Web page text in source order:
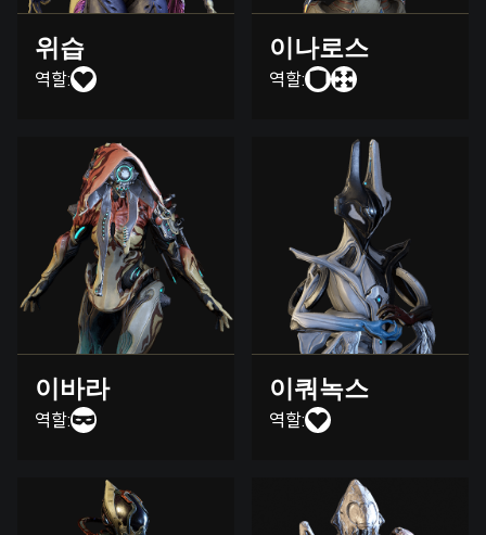
위습
역할:
이나로스
역할:
이바라
역할:
이쿼녹스
역할: